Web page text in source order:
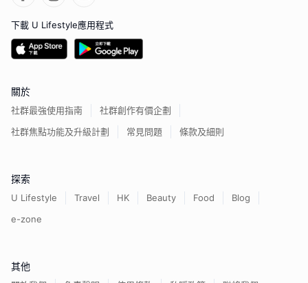
下載 U Lifestyle應用程式
關於
社群最強使用指南
社群創作有價企劃
社群焦點功能及升級計劃
常見問題 條款及細則
探索
U Lifestyle Travel HK Beauty Food
Blog
e-zone
其他